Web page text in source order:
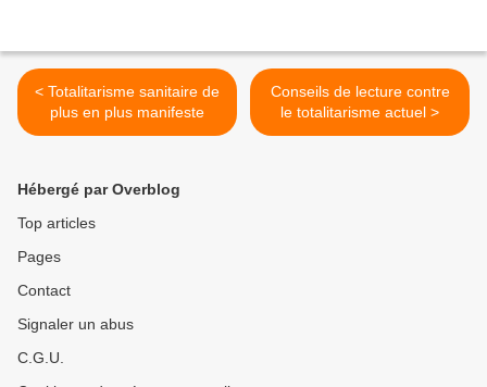
< Totalitarisme sanitaire de
plus en plus manifeste
Conseils de lecture contre
le totalitarisme actuel >
Hébergé par Overblog
Top articles
Pages
Contact
Signaler un abus
C.G.U.